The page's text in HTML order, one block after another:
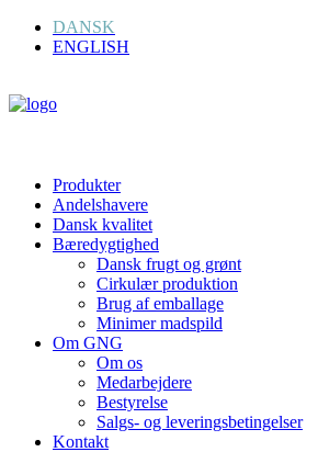
DANSK
ENGLISH
Produkter
Andelshavere
Dansk kvalitet
Bæredygtighed
Dansk frugt og grønt
Cirkulær produktion
Brug af emballage
Minimer madspild
Om GNG
Om os
Medarbejdere
Bestyrelse
Salgs- og leveringsbetingelser
Kontakt